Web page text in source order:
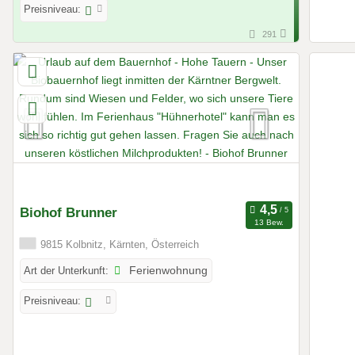
Preisniveau:
291
Biohof Brunner
13 Bew.
9815 Kolbnitz, Kärnten, Österreich
Art der Unterkunft: Ferienwohnung
Preisniveau: